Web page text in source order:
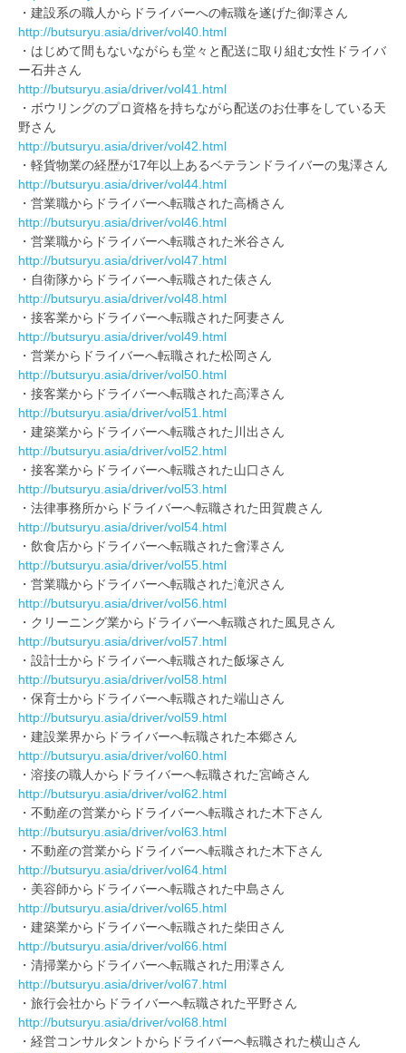
・建設系の職人からドライバーへの転職を遂げた御澤さん
http://butsuryu.asia/driver/vol40.html
・はじめて間もないながらも堂々と配送に取り組む女性ドライバ
ー石井さん
http://butsuryu.asia/driver/vol41.html
・ボウリングのプロ資格を持ちながら配送のお仕事をしている天
野さん
http://butsuryu.asia/driver/vol42.html
・軽貨物業の経歴が17年以上あるベテランドライバーの鬼澤さん
http://butsuryu.asia/driver/vol44.html
・営業職からドライバーへ転職された高橋さん
http://butsuryu.asia/driver/vol46.html
・営業職からドライバーへ転職された米谷さん
http://butsuryu.asia/driver/vol47.html
・自衛隊からドライバーへ転職された俵さん
http://butsuryu.asia/driver/vol48.html
・接客業からドライバーへ転職された阿妻さん
http://butsuryu.asia/driver/vol49.html
・営業からドライバーへ転職された松岡さん
http://butsuryu.asia/driver/vol50.html
・接客業からドライバーへ転職された高澤さん
http://butsuryu.asia/driver/vol51.html
・建築業からドライバーへ転職された川出さん
http://butsuryu.asia/driver/vol52.html
・接客業からドライバーへ転職された山口さん
http://butsuryu.asia/driver/vol53.html
・法律事務所からドライバーへ転職された田賀農さん
http://butsuryu.asia/driver/vol54.html
・飲食店からドライバーへ転職された會澤さん
http://butsuryu.asia/driver/vol55.html
・営業職からドライバーへ転職された滝沢さん
http://butsuryu.asia/driver/vol56.html
・クリーニング業からドライバーへ転職された風見さん
http://butsuryu.asia/driver/vol57.html
・設計士からドライバーへ転職された飯塚さん
http://butsuryu.asia/driver/vol58.html
・保育士からドライバーへ転職された端山さん
http://butsuryu.asia/driver/vol59.html
・建設業界からドライバーへ転職された本郷さん
http://butsuryu.asia/driver/vol60.html
・溶接の職人からドライバーへ転職された宮崎さん
http://butsuryu.asia/driver/vol62.html
・不動産の営業からドライバーへ転職された木下さん
http://butsuryu.asia/driver/vol63.html
・不動産の営業からドライバーへ転職された木下さん
http://butsuryu.asia/driver/vol64.html
・美容師からドライバーへ転職された中島さん
http://butsuryu.asia/driver/vol65.html
・建築業からドライバーへ転職された柴田さん
http://butsuryu.asia/driver/vol66.html
・清掃業からドライバーへ転職された用澤さん
http://butsuryu.asia/driver/vol67.html
・旅行会社からドライバーへ転職された平野さん
http://butsuryu.asia/driver/vol68.html
・経営コンサルタントからドライバーへ転職された横山さん